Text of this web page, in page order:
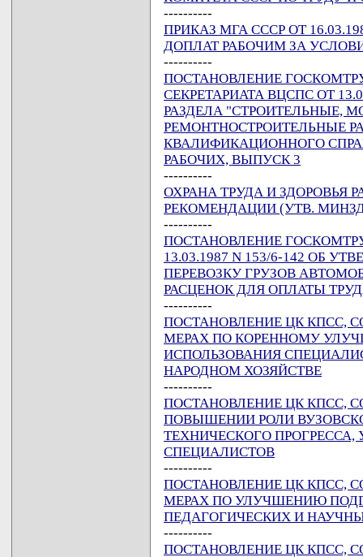
----------
ПРИКАЗ МГА СССР ОТ
ДОПЛАТ РАБОЧИМ ЗА
----------
ПОСТАНОВЛЕНИЕ
СЕКРЕТАРИАТА ВЦСПС ОТ
РАЗДЕЛА "СТРОИТЕЛЬНЫЕ,
РЕМОНТНОСТРОИТЕЛЬНЫЕ
КВАЛИФИКАЦИОННОГО
РАБОЧИХ, ВЫПУСК 3
----------
ОХРАНА ТРУДА И ЗДОРОВЬЯ
РЕКОМЕНДАЦИИ (УТВ.
----------
ПОСТАНОВЛЕНИЕ
13.03.1987 N 153/6-142 ОБ
ПЕРЕВОЗКУ ГРУЗОВ
РАСЦЕНОК ДЛЯ ОПЛАТЫ
----------
ПОСТАНОВЛЕНИЕ ЦК КПСС,
МЕРАХ ПО КОРЕННОМУ
ИСПОЛЬЗОВАНИЯ
НАРОДНОМ ХОЗЯЙСТВЕ
----------
ПОСТАНОВЛЕНИЕ ЦК КПСС,
ПОВЫШЕНИИ РОЛИ
ТЕХНИЧЕСКОГО
СПЕЦИАЛИСТОВ
----------
ПОСТАНОВЛЕНИЕ ЦК КПСС,
МЕРАХ ПО УЛУЧШЕНИЮ
ПЕДАГОГИЧЕСКИХ И
----------
ПОСТАНОВЛЕНИЕ ЦК КПСС,